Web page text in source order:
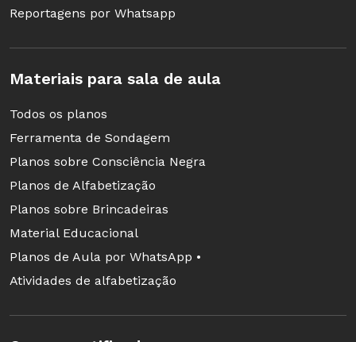
Comunicar aos estudantes suas funções e
Mostrar à equipe como supervisionar a
observação e as práticas.
Solicitar dos estagiários relatórios
periódicos das atividades realizadas.
Incentivar os estudantes a apresentar
projetos pedagógicos ou institucionais.
Universidade
Expor à equipe gestora o que espera que
Reportagens por Whatsapp
Materiais para sala de aula
Todos os planos
Ferramenta de Sondagem
Planos sobre Consciência Negra
Planos de Alfabetização
Planos sobre Brincadeiras
Material Educacional
Planos de Aula por WhatsApp •
Atividades de alfabetização